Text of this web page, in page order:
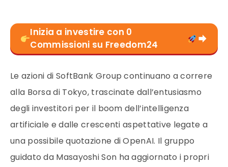
Inizia a investire con 0
Commissioni su Freedom24
Le azioni di SoftBank Group continuano a correre
alla Borsa di Tokyo, trascinate dall’entusiasmo
degli investitori per il boom dell’intelligenza
artificiale e dalle crescenti aspettative legate a
una possibile quotazione di OpenAI. Il gruppo
guidato da Masayoshi Son ha aggiornato i propri